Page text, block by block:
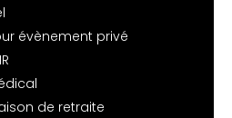
évènement privé
de retraite